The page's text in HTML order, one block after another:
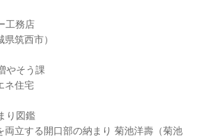
工務店
筑西市）
やそう課
ネ住宅
り図鑑
両立する開口部の納まり 菊池洋壽（菊池